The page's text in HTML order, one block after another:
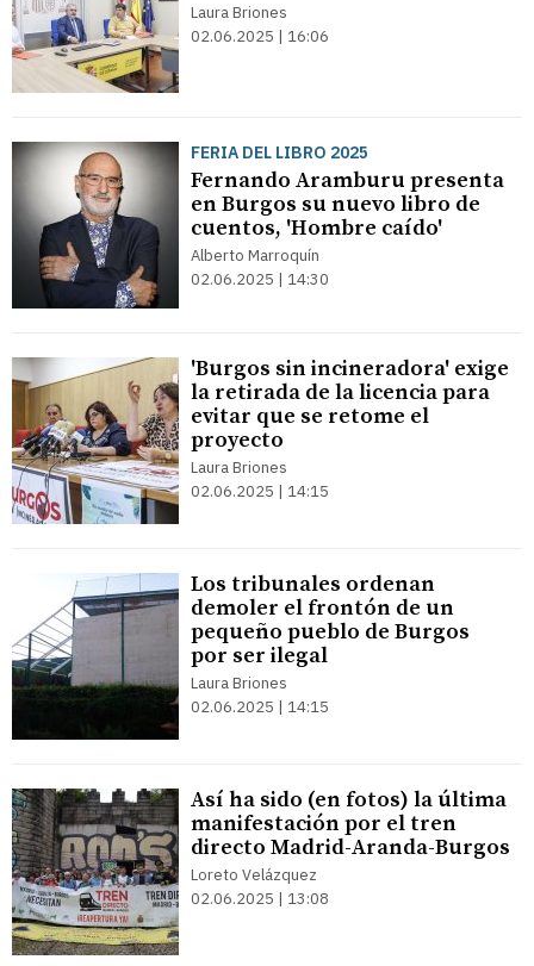
Laura Briones
02.06.2025 | 16:06
FERIA DEL LIBRO 2025
Fernando Aramburu presenta
en Burgos su nuevo libro de
cuentos, 'Hombre caído'
Alberto Marroquín
02.06.2025 | 14:30
'Burgos sin incineradora' exige
la retirada de la licencia para
evitar que se retome el
proyecto
Laura Briones
02.06.2025 | 14:15
Los tribunales ordenan
demoler el frontón de un
pequeño pueblo de Burgos
por ser ilegal
Laura Briones
02.06.2025 | 14:15
Así ha sido (en fotos) la última
manifestación por el tren
directo Madrid-Aranda-Burgos
Loreto Velázquez
02.06.2025 | 13:08